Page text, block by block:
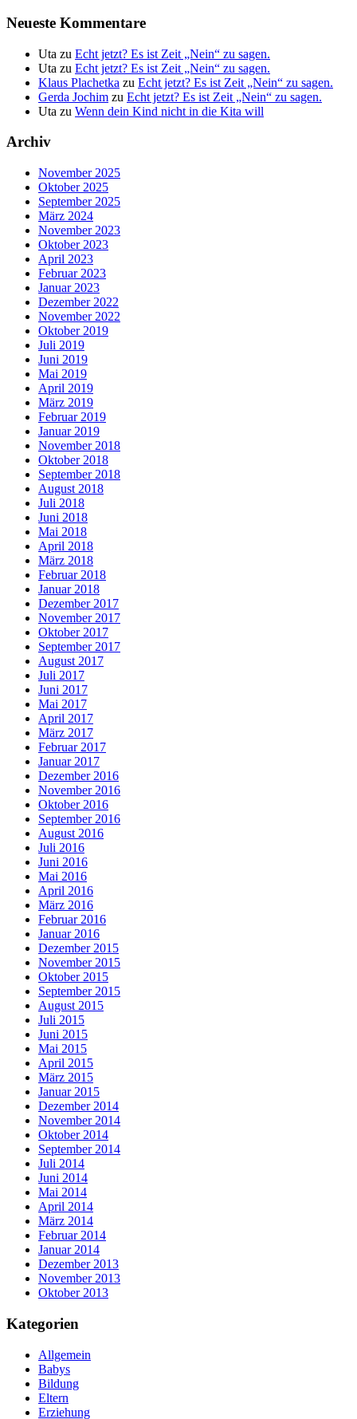
Neueste Kommentare
Uta zu Echt jetzt? Es ist Zeit „Nein“ zu sagen.
Uta zu Echt jetzt? Es ist Zeit „Nein“ zu sagen.
Klaus Plachetka zu Echt jetzt? Es ist Zeit „Nein“ zu sagen.
Gerda Jochim zu Echt jetzt? Es ist Zeit „Nein“ zu sagen.
Uta zu Wenn dein Kind nicht in die Kita will
Archiv
November 2025
Oktober 2025
September 2025
März 2024
November 2023
Oktober 2023
April 2023
Februar 2023
Januar 2023
Dezember 2022
November 2022
Oktober 2019
Juli 2019
Juni 2019
Mai 2019
April 2019
März 2019
Februar 2019
Januar 2019
November 2018
Oktober 2018
September 2018
August 2018
Juli 2018
Juni 2018
Mai 2018
April 2018
März 2018
Februar 2018
Januar 2018
Dezember 2017
November 2017
Oktober 2017
September 2017
August 2017
Juli 2017
Juni 2017
Mai 2017
April 2017
März 2017
Februar 2017
Januar 2017
Dezember 2016
November 2016
Oktober 2016
September 2016
August 2016
Juli 2016
Juni 2016
Mai 2016
April 2016
März 2016
Februar 2016
Januar 2016
Dezember 2015
November 2015
Oktober 2015
September 2015
August 2015
Juli 2015
Juni 2015
Mai 2015
April 2015
März 2015
Januar 2015
Dezember 2014
November 2014
Oktober 2014
September 2014
Juli 2014
Juni 2014
Mai 2014
April 2014
März 2014
Februar 2014
Januar 2014
Dezember 2013
November 2013
Oktober 2013
Kategorien
Allgemein
Babys
Bildung
Eltern
Erziehung